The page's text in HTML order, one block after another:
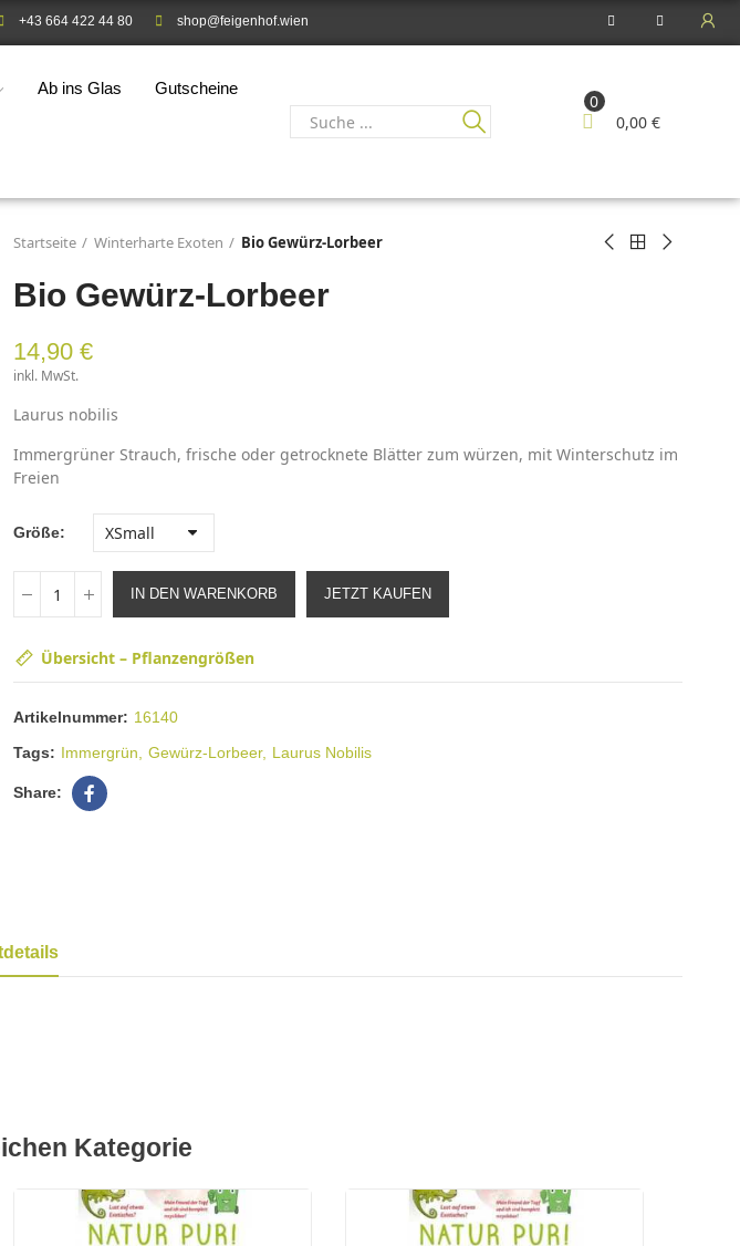
+43 664 422 44 80 shop@feigenhof.wien
Ab ins Glas Gutscheine
0
0,00 €
Startseite Winterharte Exoten Bio Gewürz-Lorbeer
Bio Gewürz-Lorbeer
14,90 €
inkl. MwSt.
Laurus nobilis
Immergrüner Strauch, frische oder getrocknete Blätter zum würzen, mit Winterschutz im
Freien
Größe
IN DEN WARENKORB JETZT KAUFEN
Übersicht – Pflanzengrößen
Artikelnummer: 16140
Tags: Immergrün Gewürz-Lorbeer Laurus Nobilis
Kategorie